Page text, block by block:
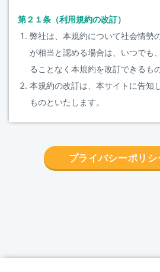
第２１条（利用規約の改訂）
弊社は、本規約について社会情勢
が相当と認める場合は、いつでも
ることなく本規約を改訂できるも
本規約の改訂は、本サイトに告知
ものといたします。
プライバシーポリシ